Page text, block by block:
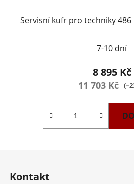
Servisní kufr pro techniky 486
7-10 dní
8 895 Kč
11 703 Kč
Kontakt